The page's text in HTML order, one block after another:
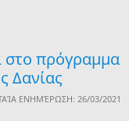
στο πρόγραμμα
Δανίας
ΕΝΗΜΈΡΩΣΗ: 26/03/2021